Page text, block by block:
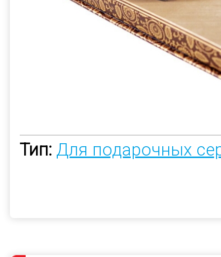
Тип: Для подарочных